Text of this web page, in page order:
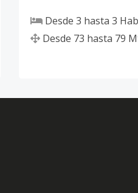
Desde 3 hasta 3
Desde 73 hasta 79